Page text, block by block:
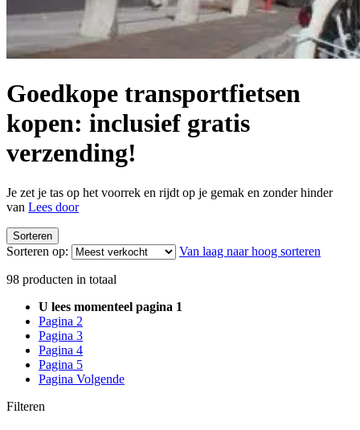
Goedkope transportfietsen
kopen: inclusief gratis
verzending!
Je zet je tas op het voorrek en rijdt op je gemak en zonder hinder
van Lees door
Sorteren
Sorteren op: Van laag naar hoog sorteren
98 producten in totaal
U lees momenteel pagina 1
Pagina 2
Pagina 3
Pagina 4
Pagina 5
Pagina Volgende
Filteren